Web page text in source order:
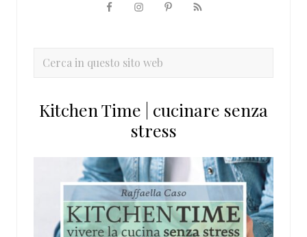
primaria
Cerca
sito
Kitchen Time | cucinare senza
stress